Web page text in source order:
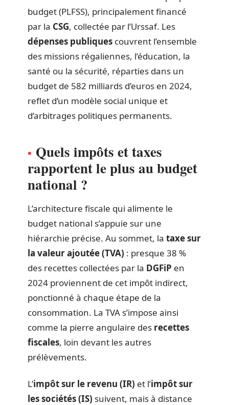
budget (PLFSS), principalement financé
par la CSG, collectée par l’Urssaf. Les
dépenses publiques couvrent l’ensemble
des missions régaliennes, l’éducation, la
santé ou la sécurité, réparties dans un
budget de 582 milliards d’euros en 2024,
reflet d’un modèle social unique et
d’arbitrages politiques permanents.
Quels impôts et taxes
rapportent le plus au budget
national ?
L’architecture fiscale qui alimente le
budget national s’appuie sur une
hiérarchie précise. Au sommet, la taxe sur
la valeur ajoutée (TVA) : presque 38 %
des recettes collectées par la DGFiP en
2024 proviennent de cet impôt indirect,
ponctionné à chaque étape de la
consommation. La TVA s’impose ainsi
comme la pierre angulaire des recettes
fiscales, loin devant les autres
prélèvements.
L’impôt sur le revenu (IR) et l’impôt sur
les sociétés (IS) suivent, mais à distance